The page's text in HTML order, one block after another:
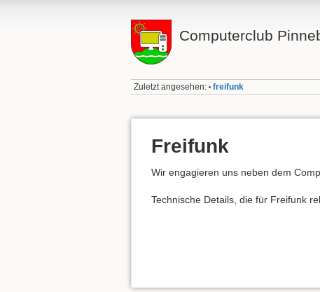
Computerclub
Zuletzt angesehen: • freifunk
Freifunk
Wir engagieren uns neben dem
Technische Details, die für Freifunk